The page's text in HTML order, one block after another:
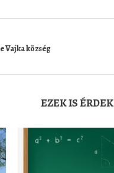
Vajka község
EZEK IS